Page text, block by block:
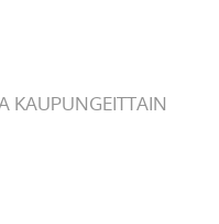
KAUPUNGEITTAIN